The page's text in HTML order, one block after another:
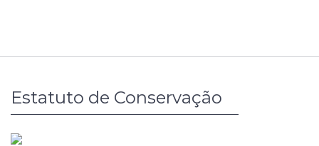
Estatuto de Conservação